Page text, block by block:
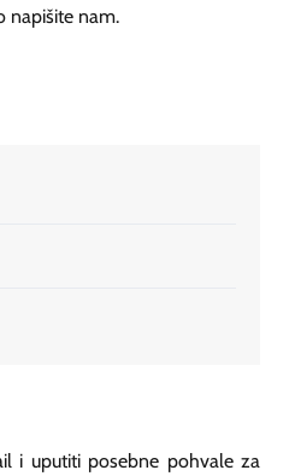
napišite nam.
i uputiti posebne pohvale za